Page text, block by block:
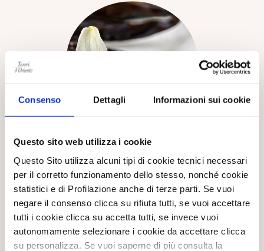
Consenso Dettagli Informazioni sui cookie
Questo sito web utilizza i cookie
Questo Sito utilizza alcuni tipi di cookie tecnici necessari
per il corretto funzionamento dello stesso, nonché cookie
statistici e di Profilazione anche di terze parti. Se vuoi
negare il consenso clicca su rifiuta tutti, se vuoi accettare
tutti i cookie clicca su accetta tutti, se invece vuoi
autonomamente selezionare i cookie da accettare clicca
su personalizza. Se vuoi saperne di più consulta la
una sensualità delicata e rassicurante. Le sue note cremose e